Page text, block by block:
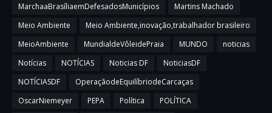
MarchaaBrasíliaemDefesadosMunicípios
Martins Machado
Meio Ambiente
Meio Ambiente,inovação,trabalhador brasileiro
MeioAmbiente
MundialdeVôleidePraia MUNDO
noticias
Notícias
NOTÍCIAS Noticias DF
NoticiasDF
NOTÍCIASDF
OperaçãodeEquilíbriodeCarcaças
OscarNiemeyer
PEPA Política
POLÍTICA